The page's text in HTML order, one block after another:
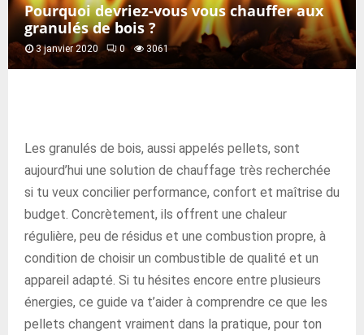
Pourquoi devriez-vous vous chauffer aux
granulés de bois ?
3 janvier 2020 0 3061
Les granulés de bois, aussi appelés pellets, sont
aujourd’hui une solution de chauffage très recherchée
si tu veux concilier performance, confort et maîtrise du
budget. Concrètement, ils offrent une chaleur
régulière, peu de résidus et une combustion propre, à
condition de choisir un combustible de qualité et un
appareil adapté. Si tu hésites encore entre plusieurs
énergies, ce guide va t’aider à comprendre ce que les
pellets changent vraiment dans la pratique, pour ton